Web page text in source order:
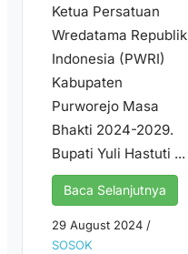
Ketua Persatuan
Wredatama Republik
Indonesia (PWRI)
Kabupaten
Purworejo Masa
Bhakti 2024-2029.
Bupati Yuli Hastuti ...
Baca Selanjutnya
29 August 2024 /
SOSOK